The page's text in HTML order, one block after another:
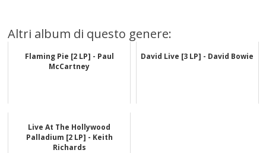
Altri album di questo genere:
Flaming Pie [2 LP] - Paul
McCartney
David Live [3 LP] - David Bowie
Live At The Hollywood
Palladium [2 LP] - Keith
Richards